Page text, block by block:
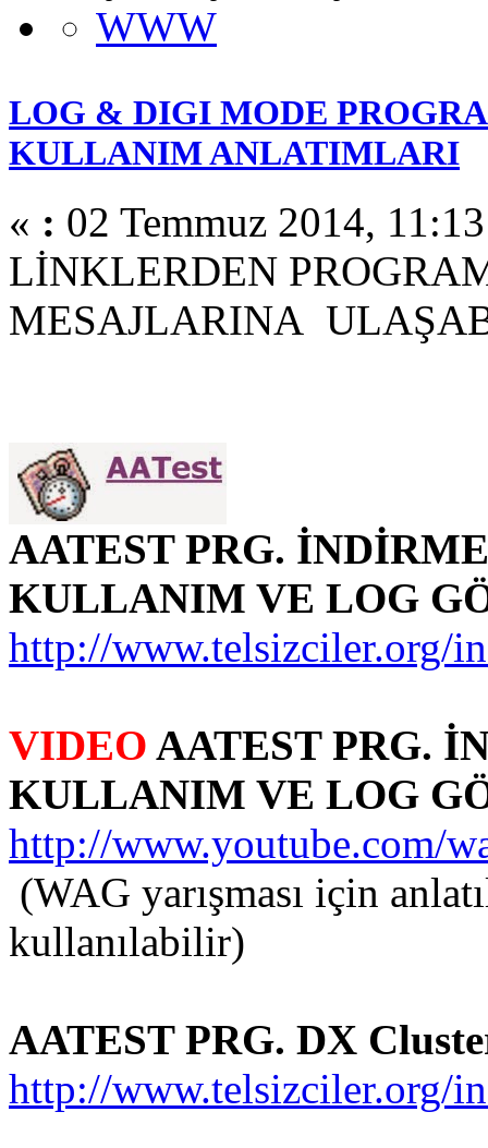
WWW
LOG & DIGI MODE
KULLANIM ANLATIMLARI
« : 02 Temmuz 2014,
LİNKLERDEN
MESAJLARINA
AATEST PRG.
KULLANIM VE LOG
http://www.telsizciler.org/
VIDEO AATEST PRG.
KULLANIM VE LOG
http://www.youtube.com/
(WAG yarışması için
kullanılabilir)
AATEST PRG. DX
http://www.telsizciler.org/